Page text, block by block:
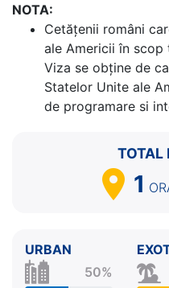
2. Zi de navigare
3.
Zi de navigare pe
Zi de navigare pe
Zi de navigare pe
Miami, Florida SUA
NOTA:
Cetăţenii români
ale Americii în scop
Viza se obține de
Statelor Unite ale
de programare si
TOTAL
1
URBAN
50%